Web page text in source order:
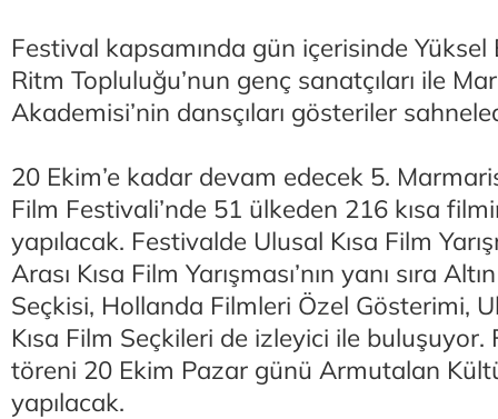
Festival kapsamında gün içerisinde Yüksel
Ritm Topluluğu’nun genç sanatçıları ile
Akademisi’nin dansçıları gösteriler
20 Ekim’e kadar devam edecek 5.
Film Festivali’nde 51 ülkeden 216 kısa
yapılacak. Festivalde Ulusal Kısa Film
Arası Kısa Film Yarışması’nın yanı sıra
Seçkisi, Hollanda Filmleri Özel Gösterimi,
Kısa Film Seçkileri de izleyici ile
töreni 20 Ekim Pazar günü Armutalan
yapılacak.